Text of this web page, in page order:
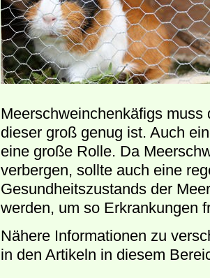
Meerschweinchenkäfigs
dieser groß genug ist. Auch
eine große Rolle. Da
verbergen, sollte auch eine
Gesundheitszustands der
werden, um so Erkrankungen
Nähere Informationen zu
in den Artikeln in diesem